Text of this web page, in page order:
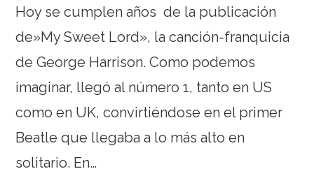
Hoy se cumplen años de la publicación
de»My Sweet Lord», la canción-franquicia
de George Harrison. Como podemos
imaginar, llegó al número 1, tanto en US
como en UK, convirtiéndose en el primer
Beatle que llegaba a lo más alto en
solitario. En…